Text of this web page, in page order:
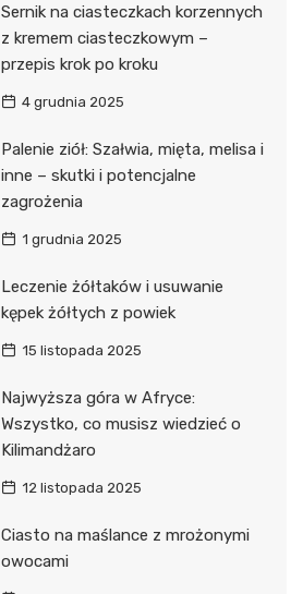
Sernik na ciasteczkach korzennych
z kremem ciasteczkowym –
przepis krok po kroku
4 grudnia 2025
Palenie ziół: Szałwia, mięta, melisa i
inne – skutki i potencjalne
zagrożenia
1 grudnia 2025
Leczenie żółtaków i usuwanie
kępek żółtych z powiek
15 listopada 2025
Najwyższa góra w Afryce:
Wszystko, co musisz wiedzieć o
Kilimandżaro
12 listopada 2025
Ciasto na maślance z mrożonymi
owocami